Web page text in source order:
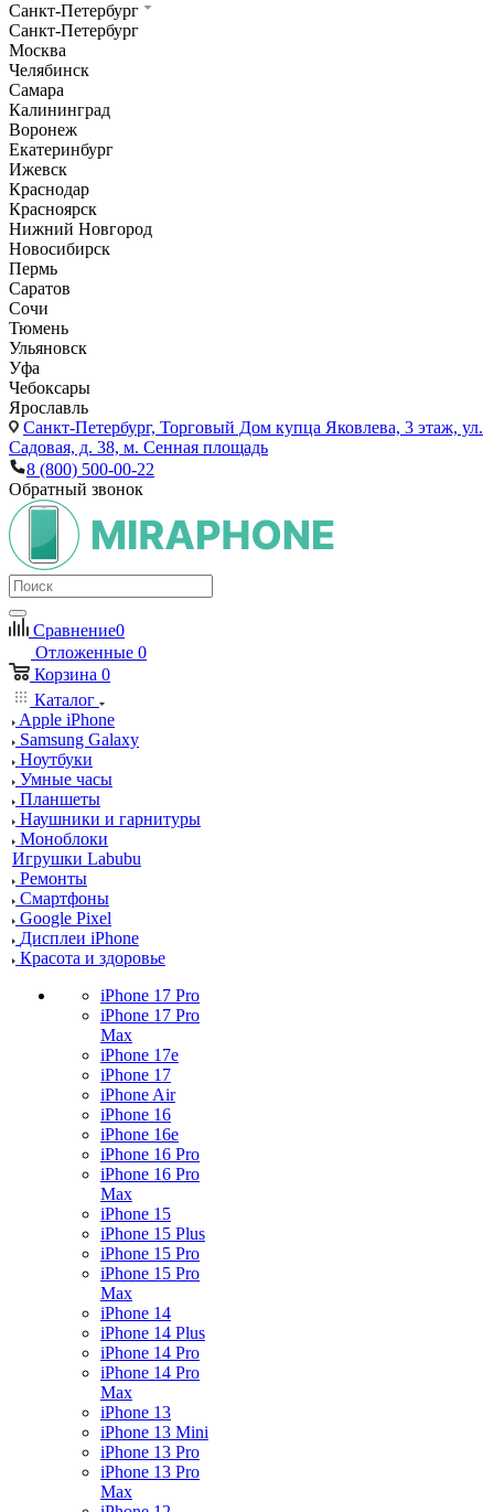
Санкт-Петербург
Санкт-Петербург
Москва
Челябинск
Самара
Калининград
Воронеж
Екатеринбург
Ижевск
Краснодар
Красноярск
Нижний Новгород
Новосибирск
Пермь
Саратов
Сочи
Тюмень
Ульяновск
Уфа
Чебоксары
Ярославль
Санкт-Петербург, Торговый Дом купца Яковлева, 3 этаж, ул.
Садовая, д. 38, м. Сенная площадь
8 (800) 500-00-22
Обратный звонок
Сравнение0
Отложенные 0
Корзина 0
Каталог
Apple iPhone
Samsung Galaxy
Ноутбуки
Умные часы
Планшеты
Наушники и гарнитуры
Моноблоки
Игрушки Labubu
Ремонты
Смартфоны
Google Pixel
Дисплеи iPhone
Красота и здоровье
iPhone 17 Pro
iPhone 17 Pro
Max
iPhone 17e
iPhone 17
iPhone Air
iPhone 16
iPhone 16e
iPhone 16 Pro
iPhone 16 Pro
Max
iPhone 15
iPhone 15 Plus
iPhone 15 Pro
iPhone 15 Pro
Max
iPhone 14
iPhone 14 Plus
iPhone 14 Pro
iPhone 14 Pro
Max
iPhone 13
iPhone 13 Mini
iPhone 13 Pro
iPhone 13 Pro
Max